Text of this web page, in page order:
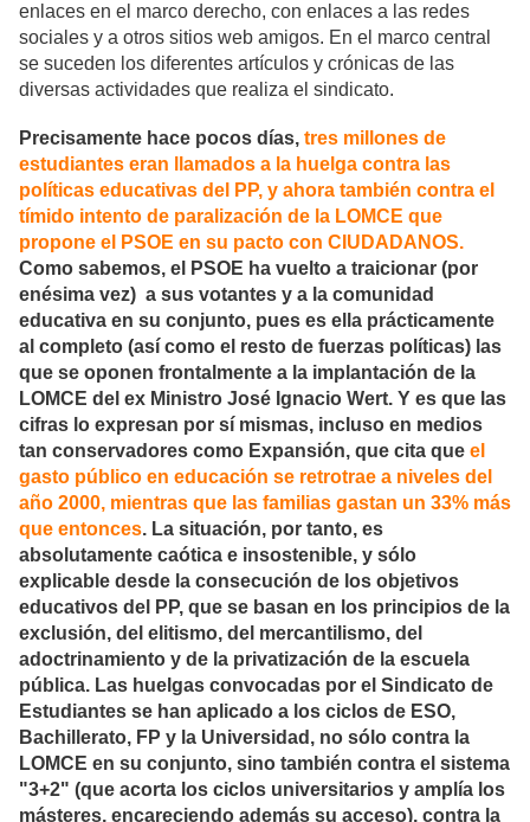
enlaces en el marco derecho, con enlaces a las redes
sociales y a otros sitios web amigos. En el marco central
se suceden los diferentes artículos y crónicas de las
diversas actividades que realiza el sindicato.
Precisamente hace pocos días, tres millones de
estudiantes eran llamados a la huelga contra las
políticas educativas del PP, y ahora también contra el
tímido intento de paralización de la LOMCE que
propone el PSOE en su pacto con CIUDADANOS.
Como sabemos, el PSOE ha vuelto a traicionar (por
enésima vez) a sus votantes y a la comunidad
educativa en su conjunto, pues es ella prácticamente
al completo (así como el resto de fuerzas políticas) las
que se oponen frontalmente a la implantación de la
LOMCE del ex Ministro José Ignacio Wert. Y es que las
cifras lo expresan por sí mismas, incluso en medios
tan conservadores como Expansión, que cita que el
gasto público en educación se retrotrae a niveles del
año 2000, mientras que las familias gastan un 33% más
que entonces. La situación, por tanto, es
absolutamente caótica e insostenible, y sólo
explicable desde la consecución de los objetivos
educativos del PP, que se basan en los principios de la
exclusión, del elitismo, del mercantilismo, del
adoctrinamiento y de la privatización de la escuela
pública. Las huelgas convocadas por el Sindicato de
Estudiantes se han aplicado a los ciclos de ESO,
Bachillerato, FP y la Universidad, no sólo contra la
LOMCE en su conjunto, sino también contra el sistema
"3+2" (que acorta los ciclos universitarios y amplía los
másteres, encareciendo además su acceso), contra la